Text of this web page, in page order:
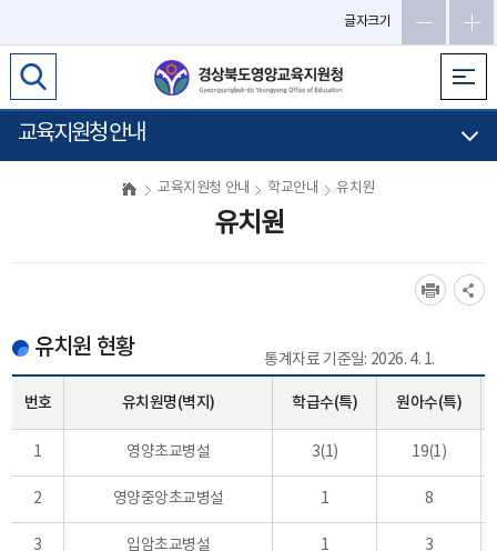
글자크기
인
교육지원청 안내
교육지원청 안내 학교안내 유치원
유치원
유치원 현황 통계자료 기준일: 2026. 4. 1.
번호 유치원명(벽지) 학급수(특) 원아수(특)
1 영양초교병설 3(1) 19(1)
2 영양중앙초교병설 1 8
3 입암초교병설 1 3